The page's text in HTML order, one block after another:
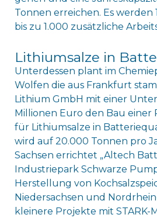
Tonnen erreichen. Es werden
bis zu 1.000 zusätzliche
Lithiumsalze in
Unterdessen plant im
Wolfen die aus Frankfurt
Lithium GmbH mit einer
Millionen Euro den Bau einer
für Lithiumsalze in
wird auf 20.000 Tonnen pro
Sachsen errichtet „Altech
Industriepark Schwarze
Herstellung von
Niedersachsen und
kleinere Projekte mit